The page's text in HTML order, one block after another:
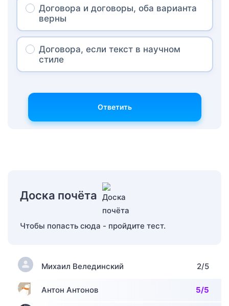
Договора и договоры, оба варианта
верны
Договора, если текст в научном
стиле
Ответить
Доска почёта
Чтобы попасть сюда - пройдите тест.
Михаил Велединский 2/5
Антон Антонов 5/5